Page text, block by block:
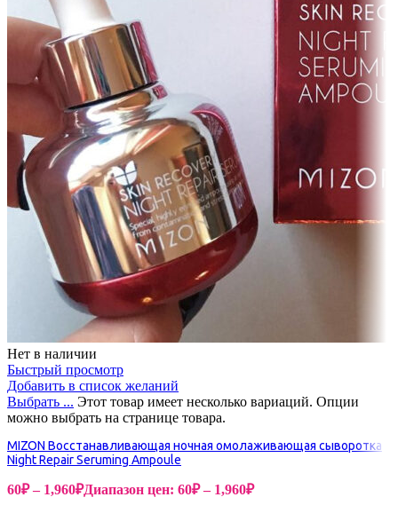
Нет в наличии
Быстрый просмотр
Добавить в список желаний
Выбрать ... Этот товар имеет несколько вариаций. Опции
можно выбрать на странице товара.
MIZON Восстанавливающая ночная омолаживающая сыворотка
Night Repair Seruming Ampoule
60₽ – 1,960₽Диапазон цен: 60₽ – 1,960₽